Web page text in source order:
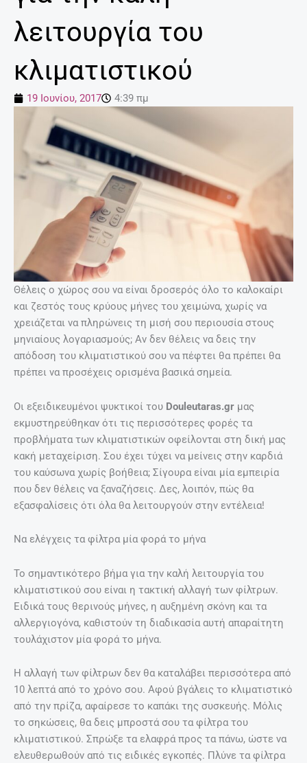
λειτουργία του
κλιματιστικού
19 Ιουνίου, 2017 4:39 πμ
Θέλεις ο χώρος σου να είναι δροσερός όλο το καλοκαίρι
και ζεστός τους κρύους μήνες του χειμώνα, χωρίς να
χρειάζεται να πληρώνεις τη μισή σου περιουσία στους
μηνιαίους λογαριασμούς; Αν δεν θέλεις να δεις την
απόδοση του κλιματιστικού σου να πέφτει θα πρέπει θα
πρέπει να προσέχεις ορισμένα βασικά σημεία.
Οι εξειδικευμένοι ψυκτικοί του Douleutaras.gr μας
εκμυστηρεύθηκαν ότι τις περισσότερες φορές τα
προβλήματα των κλιματιστικών οφείλονται στη δική μας
κακή μεταχείριση. Σου έχει τύχει να μείνεις στην καρδιά
του καύσωνα χωρίς βοήθεια; Σίγουρα είναι μία εμπειρία
που δεν θέλεις να ξαναζήσεις. Δες, λοιπόν, πώς θα
εξασφαλίσεις ότι όλα θα λειτουργούν στην εντέλεια!
Να ελέγχεις τα φίλτρα μία φορά το μήνα
Το σημαντικότερο βήμα για την καλή λειτουργία του
κλιματιστικού σου είναι η τακτική αλλαγή των φίλτρων.
Ειδικά τους θερινούς μήνες, η αυξημένη σκόνη και τα
αλλεργιογόνα, καθιστούν τη διαδικασία αυτή απαραίτητη
τουλάχιστον μία φορά το μήνα.
Η αλλαγή των φίλτρων δεν θα καταλάβει περισσότερα από
10 λεπτά από το χρόνο σου. Αφού βγάλεις το κλιματιστικό
από την πρίζα, αφαίρεσε το καπάκι της συσκευής. Μόλις
το σηκώσεις, θα δεις μπροστά σου τα φίλτρα του
κλιματιστικού. Σπρώξε τα ελαφρά προς τα πάνω, ώστε να
ελευθερωθούν από τις ειδικές εγκοπές. Πλύνε τα φίλτρα